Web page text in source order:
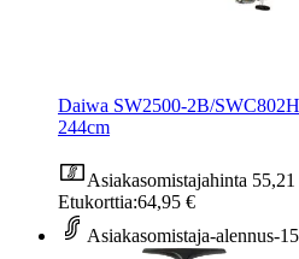
Daiwa SW2500-2B/
244cm
Asiakasomistajahinta 55,21
Etukorttia:64,95 €
Asiakasomistaja-alennus-